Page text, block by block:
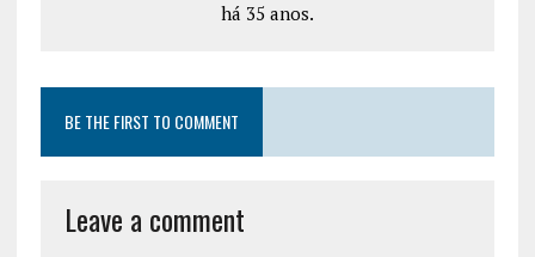
há 35 anos.
BE THE FIRST TO COMMENT
Leave a comment